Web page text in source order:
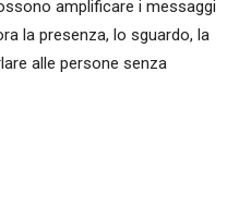
amplificare i messaggi
la presenza, lo sguardo, la
alle persone senza